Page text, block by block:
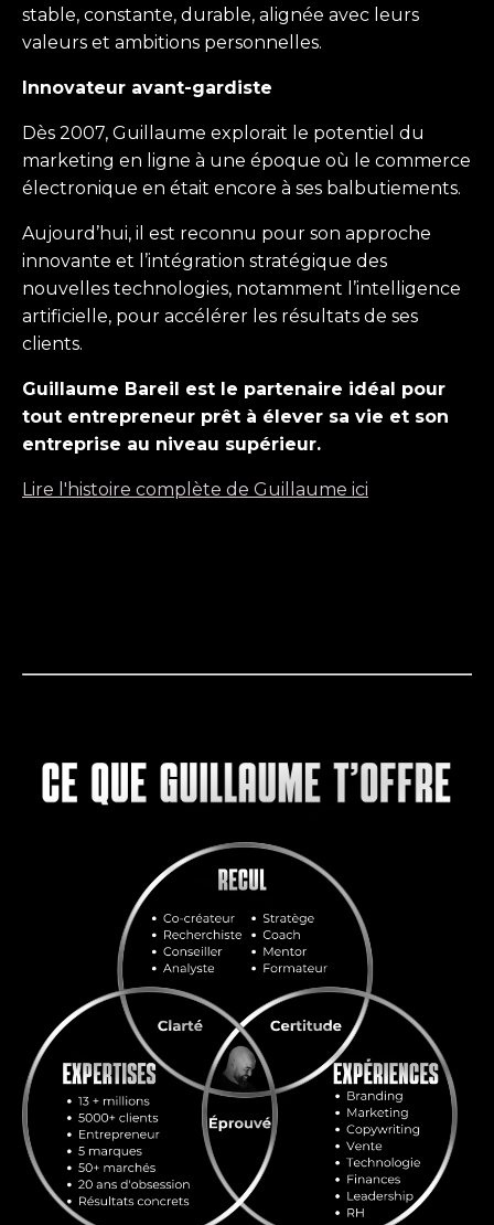
stable, constante, durable, alignée avec leurs
valeurs et ambitions personnelles.
Innovateur avant-gardiste
Dès 2007, Guillaume explorait le potentiel du
marketing en ligne à une époque où le commerce
électronique en était encore à ses balbutiements.
Aujourd’hui, il est reconnu pour son approche
innovante et l’intégration stratégique des
nouvelles technologies, notamment l’intelligence
artificielle, pour accélérer les résultats de ses
clients.
Guillaume Bareil est le partenaire idéal pour
tout entrepreneur prêt à élever sa vie et son
entreprise au niveau supérieur.
Lire l'histoire complète de Guillaume ici